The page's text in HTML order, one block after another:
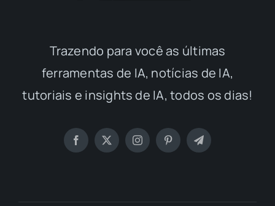
Trazendo para você as últimas
ferramentas de IA, notícias de IA,
tutoriais e insights de IA, todos os dias!